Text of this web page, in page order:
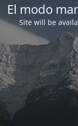
El modo
Site will be